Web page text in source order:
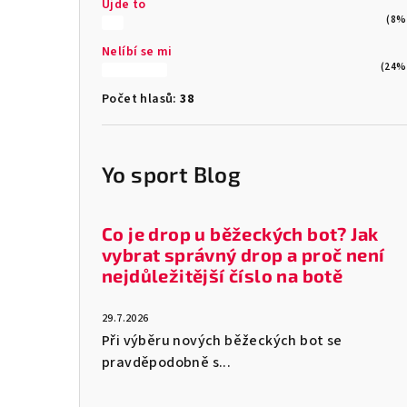
Ujde to
Nelíbí se mi
Počet hlasů:38
Yo sport Blog
Co je drop u běžeckých bot? Jak
vybrat správný drop a proč není
nejdůležitější číslo na botě
29.7.2026
Při výběru nových běžeckých bot se
pravděpodobně s...